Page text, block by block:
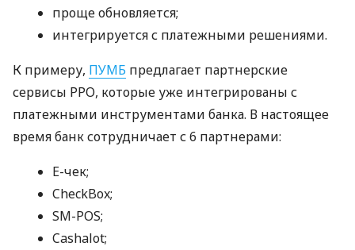
проще обновляется;
интегрируется с платежными решениями.
К примеру, ПУМБ предлагает партнерские
сервисы РРО, которые уже интегрированы с
платежными инструментами банка. В настоящее
время банк сотрудничает с 6 партнерами:
E-чек;
CheckBox;
SM-POS;
Cashalot;